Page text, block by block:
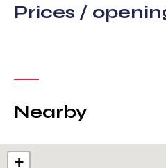
Prices /
Nearby
+